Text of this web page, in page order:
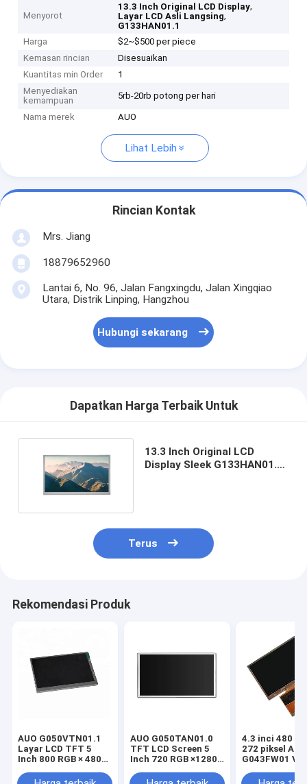
Menyorot
13.3 Inch Original LCD Display,
Layar LCD Asli Langsing,
G133HAN01.1
Harga
$2~$500 per piece
Kemasan rincian
Disesuaikan
Kuantitas min Order
1
Menyediakan
kemampuan
5rb-20rb potong per hari
Nama merek AUO
Lihat Lebih
Rincian Kontak
Mrs. Jiang
18879652960
Lantai 6, No. 96, Jalan Fangxingdu, Jalan Xingqiao
Utara, Distrik Linping, Hangzhou
Hubungi sekarang
Dapatkan Harga Terbaik Untuk
13.3 Inch Original LCD
Display Sleek G133HAN01.1
Terus
Rekomendasi Produk
AUO G050VTN01.1
Layar LCD TFT 5
Inch 800 RGB × 480
AUO G050TAN01.0
TFT LCD Screen 5
Inch 720 RGB ×1280
4.3 inci 480
272 piksel AUO
G043FW01 V0